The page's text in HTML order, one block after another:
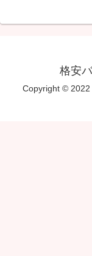
格安
Copyright © 2022